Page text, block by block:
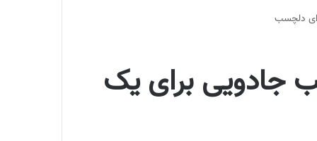
دلچسب
جادویی برای یک